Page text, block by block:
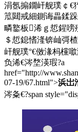
涓氬搧鐗屽舰璞￠€
笟閮戒細鍘诲畾鍒
疄鐜板浠ｇ悊鍟嗙
＄悊鎴愭湰锛屾彁
屽舰璞°€傚湪杩欓
负浠€涔堥渶瑕?a
href="http://
07-19/67.html">浜岀
涔夈€?span